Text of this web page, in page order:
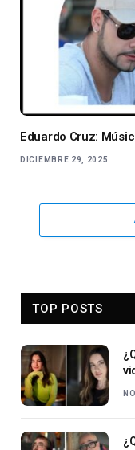
Eduardo Cruz:
DICIEMBRE 29, 2025
TOP POSTS